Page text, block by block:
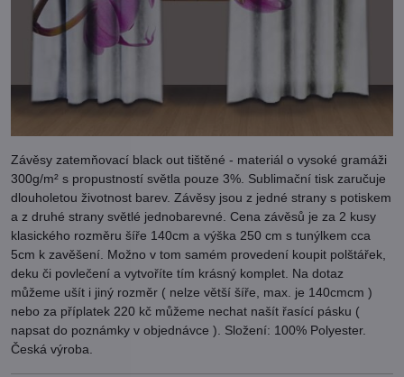
Závěsy zatemňovací black out tištěné - materiál o vysoké gramáži
300g/m² s propustností světla pouze 3%. Sublimační tisk zaručuje
dlouholetou životnost barev. Závěsy jsou z jedné strany s potiskem
a z druhé strany světlé jednobarevné. Cena závěsů je za 2 kusy
klasického rozměru šíře 140cm a výška 250 cm s tunýlkem cca
5cm k zavěšení. Možno v tom samém provedení koupit polštářek,
deku či povlečení a vytvoříte tím krásný komplet. Na dotaz
můžeme ušít i jiný rozměr ( nelze větší šíře, max. je 140cmcm )
nebo za příplatek 220 kč můžeme nechat našít řasící pásku (
napsat do poznámky v objednávce ). Složení: 100% Polyester.
Česká výroba.